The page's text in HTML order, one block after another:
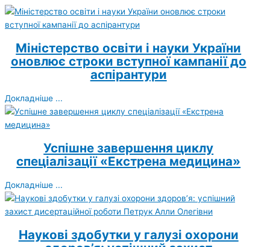
Міністерство освіти і науки України
оновлює строки вступної кампанії до
аспірантури
Докладніше ...
Успішне завершення циклу
спеціалізації «Екстрена медицина»
Докладніше ...
Наукові здобутки у галузі охорони